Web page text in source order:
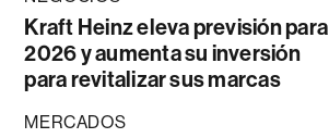
Kraft Heinz eleva previsión para
2026 y aumenta su inversión
para revitalizar sus marcas
MERCADOS